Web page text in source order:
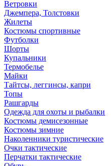
Ветровки
Джемпера, Толстовки
Жилеты
Костюмы спортивные
Футболки
Шорты
Купальники
Термобелье
Майки
Тайтсы, леггинсы, капри
Топы
Рашгарды
Одежда для охоты и рыбалки
Костюмы демисезонные
Костюмы зимние
Наколенники туристические
Очки тактические
Перчатки тактические